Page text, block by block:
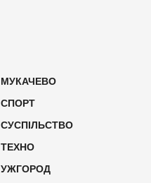
МУКАЧЕВО
СПОРТ
СУСПІЛЬСТВО
ТЕХНО
УЖГОРОД